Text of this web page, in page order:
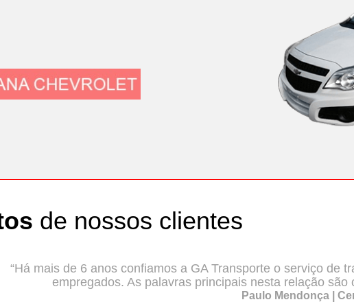
de nossos clientes
“Há mais de 6 anos confiamos a GA Transporte o serviço de
empregados. As palavras principais nesta relação são
Paulo Mendonça |